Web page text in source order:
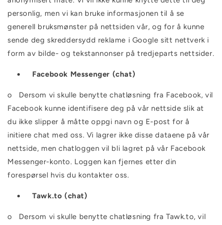
personlig, men vi kan bruke informasjonen til å se
generell bruksmønster på nettsiden vår, og for å kunne
sende deg skreddersydd reklame i Google sitt nettverk i
form av bilde- og tekstannonser på tredjeparts nettsider.
Facebook Messenger (chat)
o Dersom vi skulle benytte chatløsning fra Facebook, vil
Facebook kunne identifisere deg på vår nettside slik at
du ikke slipper å måtte oppgi navn og E-post for å
initiere chat med oss. Vi lagrer ikke disse dataene på vår
nettside, men chatloggen vil bli lagret på vår Facebook
Messenger-konto. Loggen kan fjernes etter din
forespørsel hvis du kontakter oss.
Tawk.to (chat)
o Dersom vi skulle benytte chatløsning fra Tawk.to, vil